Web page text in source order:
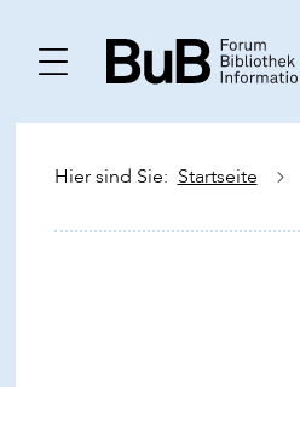
Hier sind Sie: Startseite